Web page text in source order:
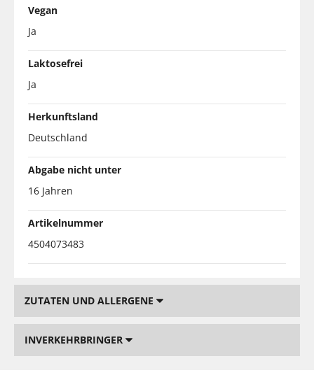
Vegan
Ja
Laktosefrei
Ja
Herkunftsland
Deutschland
Abgabe nicht unter
16 Jahren
Artikelnummer
4504073483
ZUTATEN UND ALLERGENE
INVERKEHRBRINGER